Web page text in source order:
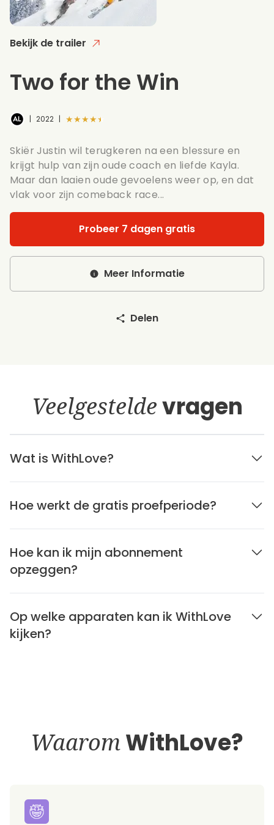
Bekijk de trailer
Two for the Win
| 2022 | ★★★★★
Skiër Justin wil terugkeren na een blessure en
krijgt hulp van zijn oude coach en liefde Kayla.
Maar dan laaien oude gevoelens weer op, en dat
vlak voor zijn comeback race...
Probeer 7 dagen gratis
Meer Informatie
Delen
Veelgesteldevragen
Wat is WithLove?
Hoe werkt de gratis proefperiode?
Hoe kan ik mijn abonnement
opzeggen?
Op welke apparaten kan ik WithLove
kijken?
WaaromWithLove?